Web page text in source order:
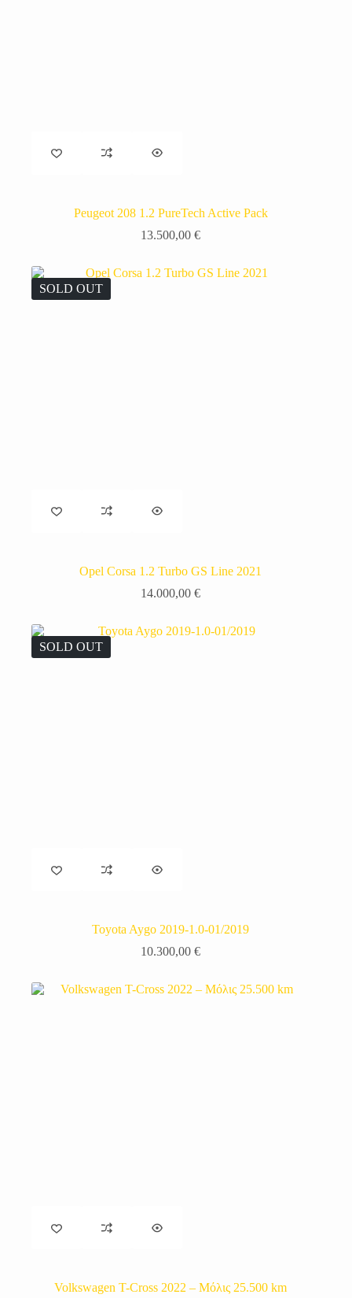
Peugeot 208 1.2 PureTech Active Pack
13.500,00€
SOLD OUT
Opel Corsa 1.2 Turbo GS Line 2021
14.000,00€
SOLD OUT
Toyota Aygo 2019-1.0-01/2019
10.300,00€
Volkswagen T-Cross 2022 – Μόλις 25.500 km